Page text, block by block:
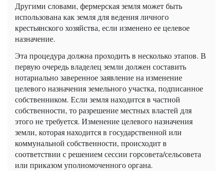
Другими словами, фермерская земля может быть
использована как земля для ведения личного
крестьянского хозяйства, если изменено ее целевое
назначение.
Эта процедура должна проходить в несколько этапов. В
первую очередь владелец земли должен составить
нотариально заверенное заявление на изменение
целевого назначения земельного участка, подписанное
собственником. Если земля находится в частной
собственности, то разрешение местных властей для
этого не требуется. Изменение целевого назначения
земли, которая находится в государственной или
коммунальной собственности, происходит в
соответствии с решением сессии горсовета/сельсовета
или приказом уполномоченного органа.